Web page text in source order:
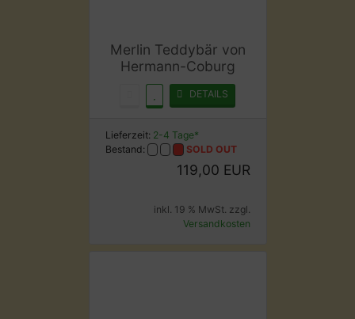
Merlin Teddybär von
Hermann-Coburg
DETAILS
Lieferzeit: 2-4 Tage*
Bestand:
SOLD OUT
119,00 EUR
inkl. 19 % MwSt. zzgl.
Versandkosten